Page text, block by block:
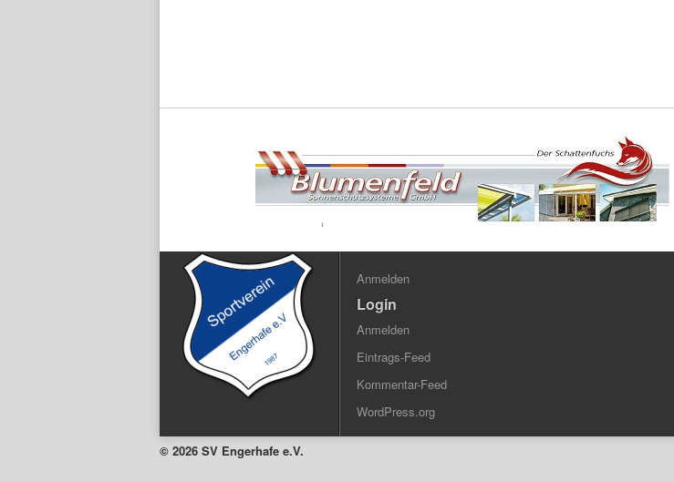
Anmelden
Login
Anmelden
Eintrags-Feed
Kommentar-Feed
WordPress.org
© 2026 SV Engerhafe e.V.